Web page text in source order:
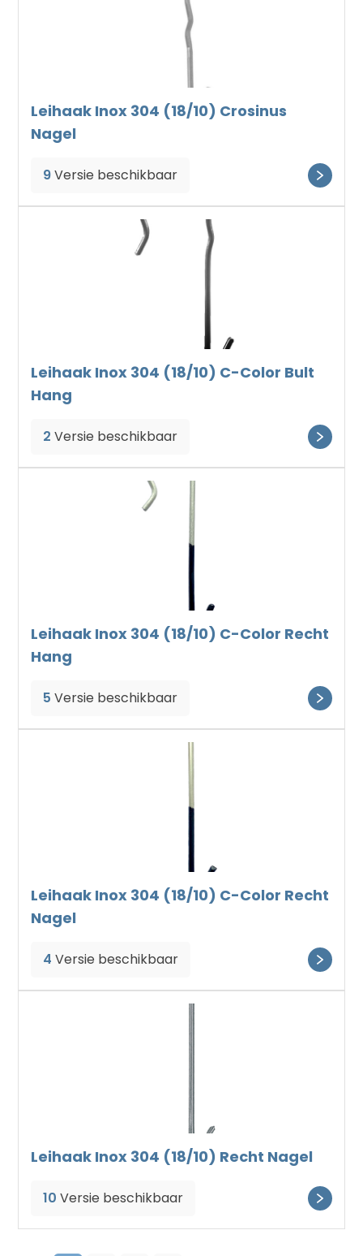
Leihaak Inox 304 (18/10) Crosinus
Nagel
9Versie beschikbaar
Leihaak Inox 304 (18/10) C-Color Bult
Hang
2 Versie beschikbaar
Leihaak Inox 304 (18/10) C-Color Recht
Hang
5 Versie beschikbaar
Leihaak Inox 304 (18/10) C-Color Recht
Nagel
4 Versie beschikbaar
Leihaak Inox 304 (18/10) Recht Nagel
10 Versie beschikbaar